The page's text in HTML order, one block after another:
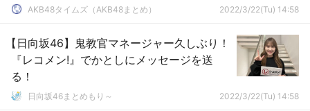
AKB48タイムズ（AKB48まとめ） 2022/3/22(Tu) 14:58
【日向坂46】鬼教官マネージャー久しぶり！
『レコメン!』でかとしにメッセージを送
る！
日向坂46まとめもり～ 2022/3/22(Tu) 14:58